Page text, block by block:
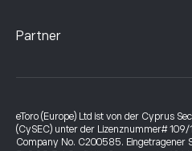
Partner
eToro (Europe) Ltd ist von der Cyprus
(CySEC) unter der Lizenznummer#
Company No. C200585. Eingetragener